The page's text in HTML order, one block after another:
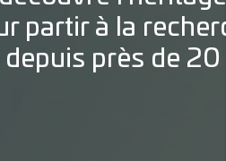
partir à la
près de 20